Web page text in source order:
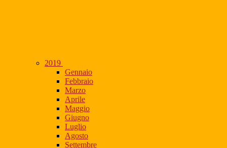
2019
Gennaio
Febbraio
Marzo
Aprile
Maggio
Giugno
Luglio
Agosto
Settembre